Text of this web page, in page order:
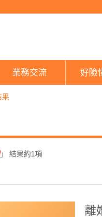
業務交流 好險
果
」 結果約1項
離